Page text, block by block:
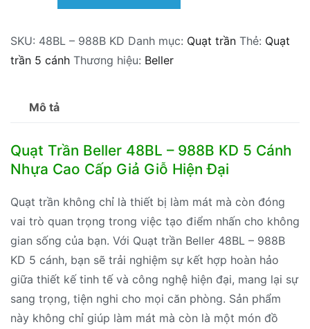
48BL
–
số
lượng
SKU: 48BL – 988B KD Danh mục: Quạt trần Thẻ: Quạt
trần 5 cánh Thương hiệu: Beller
Mô tả
Quạt Trần Beller 48BL – 988B KD 5 Cánh
Nhựa Cao Cấp Giả Giỗ Hiện Đại
Quạt trần không chỉ là thiết bị làm mát mà còn đóng
vai trò quan trọng trong việc tạo điểm nhấn cho không
gian sống của bạn. Với Quạt trần Beller 48BL – 988B
KD 5 cánh, bạn sẽ trải nghiệm sự kết hợp hoàn hảo
giữa thiết kế tinh tế và công nghệ hiện đại, mang lại sự
sang trọng, tiện nghi cho mọi căn phòng. Sản phẩm
này không chỉ giúp làm mát mà còn là một món đồ